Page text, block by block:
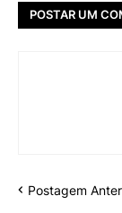
POSTAR UM
Postagem